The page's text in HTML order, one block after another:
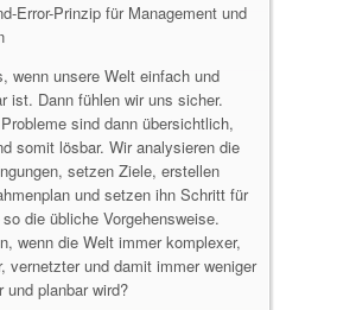
Error-Prinzip für Management und
wenn unsere Welt einfach und
ist. Dann fühlen wir uns sicher.
sind dann übersichtlich,
somit lösbar. Wir analysieren die
setzen Ziele, erstellen
und setzen ihn Schritt für
die übliche Vorgehensweise.
wenn die Welt immer komplexer,
vernetzter und damit immer weniger
und planbar wird?